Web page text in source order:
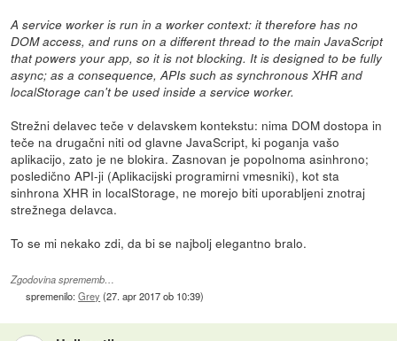
A service worker is run in a worker context: it therefore has no
DOM access, and runs on a different thread to the main JavaScript
that powers your app, so it is not blocking. It is designed to be fully
async; as a consequence, APIs such as synchronous XHR and
localStorage can't be used inside a service worker.
Strežni delavec teče v delavskem kontekstu: nima DOM dostopa in
teče na drugačni niti od glavne JavaScript, ki poganja vašo
aplikacijo, zato je ne blokira. Zasnovan je popolnoma asinhrono;
posledično API-ji (Aplikacijski programirni vmesniki), kot sta
sinhrona XHR in localStorage, ne morejo biti uporabljeni znotraj
strežnega delavca.
To se mi nekako zdi, da bi se najbolj elegantno bralo.
Zgodovina sprememb…
spremenilo:Grey (27. apr 2017 ob 10:39)